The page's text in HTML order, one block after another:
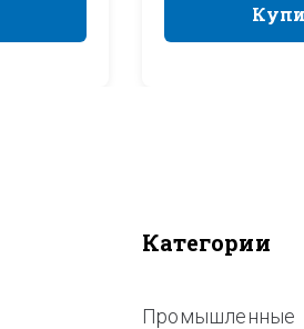
Категории
Промышленные